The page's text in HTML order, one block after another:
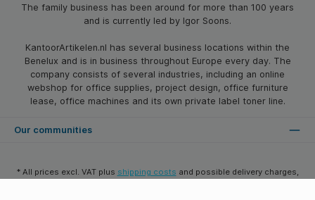
The family business has been around for more than 100 years
and is currently led by Igor Soons.
KantoorArtikelen.nl has several business locations within the
Benelux and is in business throughout Europe every day. The
company consists of several industries, including an online
webshop for office supplies, project design, office furniture
lease, office machines and its own private label toner line.
Our communities
* All prices excl. VAT plus shipping costs and possible delivery charges,